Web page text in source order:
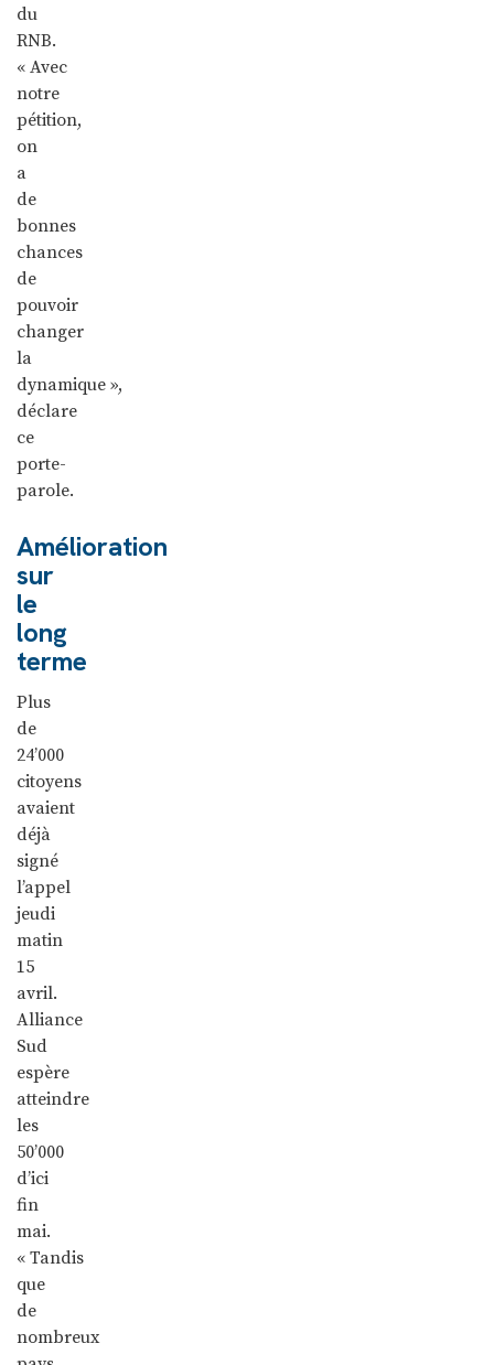
du
RNB.
« Avec
notre
pétition,
on
a
de
bonnes
chances
de
pouvoir
changer
la
dynamique »,
déclare
ce
porte-
parole.
Amélioration
sur
le
long
terme
Plus
de
24’000
citoyens
avaient
déjà
signé
l’appel
jeudi
matin
15
avril.
Alliance
Sud
espère
atteindre
les
50’000
d’ici
fin
mai.
« Tandis
que
de
nombreux